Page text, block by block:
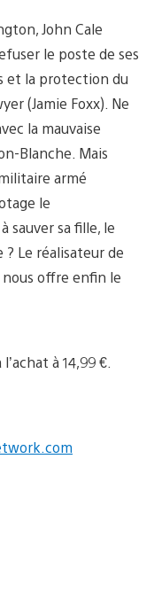
John Cale
le poste de ses
et la protection du
(Jamie Foxx). Ne
la mauvaise
Blanche. Mais
armé
le
sauver sa fille, le
Le réalisateur de
nous offre enfin le
à 14,99 €.